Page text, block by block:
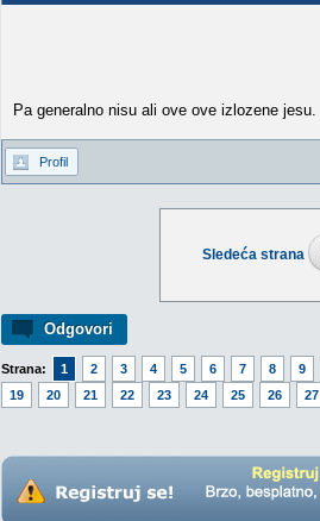
Sledeća strana
Odgovori
Strana: 1 2 3 4 5 6 7 8 9
19
20 21 22 23 24 25 26 27
Pa generalno nisu ali ove ove izlozene jesu.
Profil